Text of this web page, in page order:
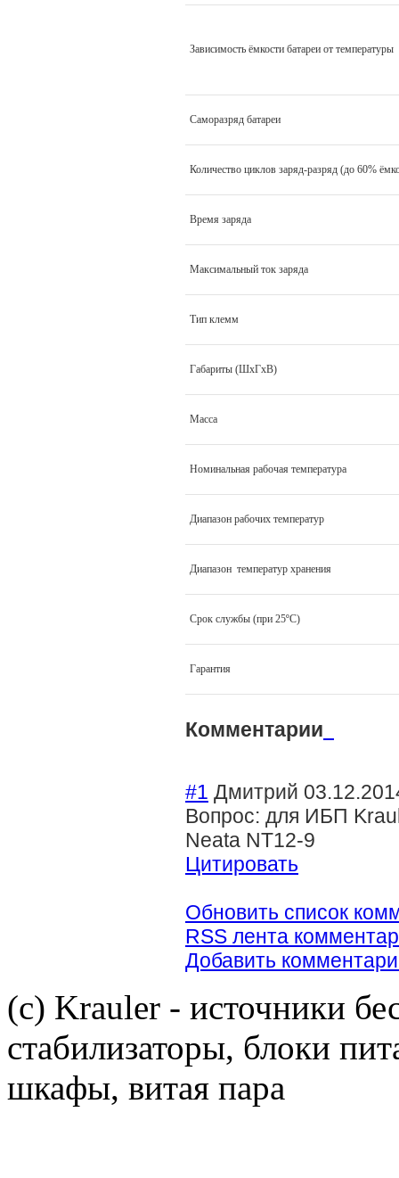
Зависимость ёмкости батареи от температуры
Саморазряд батареи
Количество циклов заряд-разряд (до 60%
Время заряда
Максимальный ток заряда
Тип клемм
Габариты (ШхГхВ)
Масса
Номинальная рабочая температура
Диапазон рабочих температур
Диапазон температур хранения
Срок службы (при 25ºС)
Гарантия
Комментарии
#1 Дмитрий
Вопрос: для ИБП
Neata NT12-9
Цитировать
Обновить список
RSS лента
Добавить
(c) Krauler - источники
стабилизаторы, блоки
шкафы, витая пара